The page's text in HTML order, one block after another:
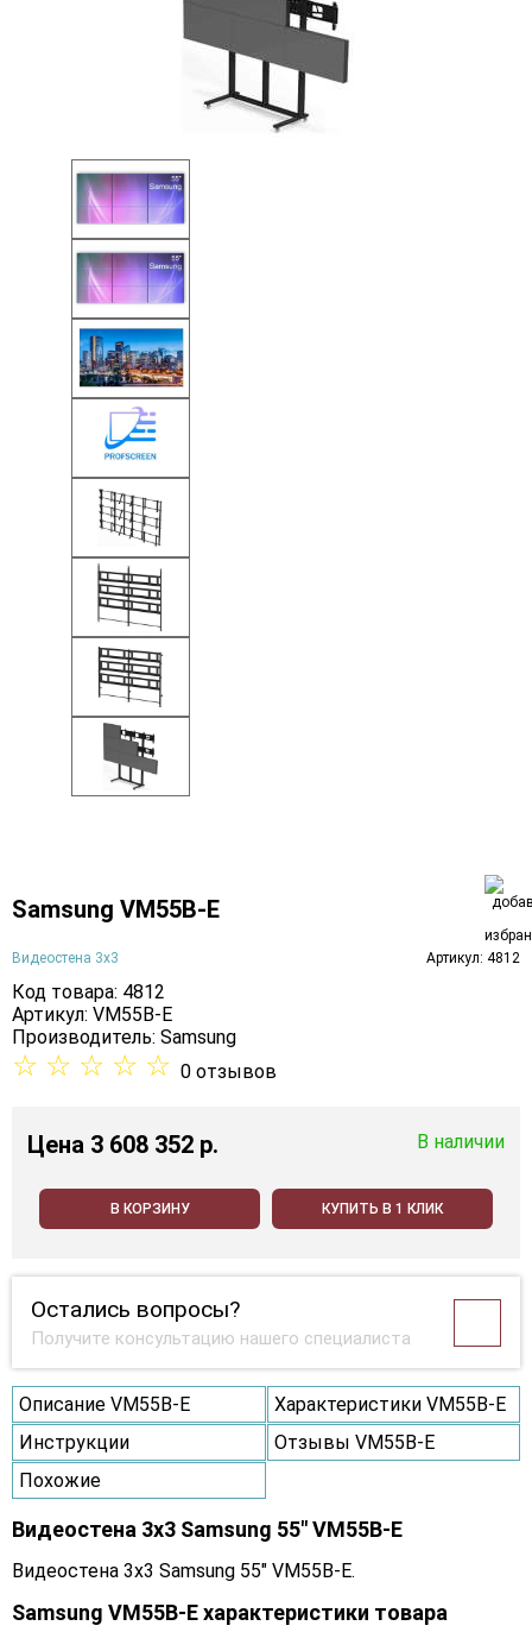
Samsung VM55B-E
Видеостена 3х3 Артикул: 4812
Код товара: 4812
Артикул: VM55B-E
Производитель: Samsung
☆ ☆ ☆ ☆ ☆ 0 отзывов
Цена 3 608 352 p. В наличии
В КОРЗИНУ КУПИТЬ В 1 КЛИК
Остались вопросы?
Получите консультацию нашего специалиста
Описание VM55B-E
Характеристики VM55B-E
Инструкции
Отзывы VM55B-E
Похожие
Видеостена 3x3 Samsung 55" VM55B-E
Видеостена 3x3 Samsung 55" VM55B-E.
Samsung VM55B-E характеристики товара